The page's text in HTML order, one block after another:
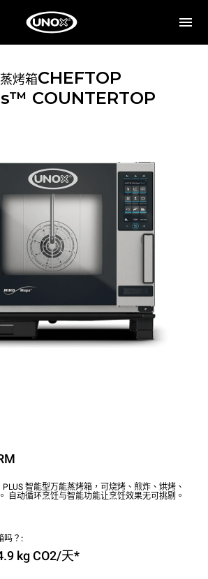
烤箱CHEFTOP
COUNTERTOP
智能型万能蒸烤箱，可烧烤、煎炸、烘烤、
自动循环烹饪与智能功能让烹饪效果无可挑剔。
吗？:
kg CO2/天*